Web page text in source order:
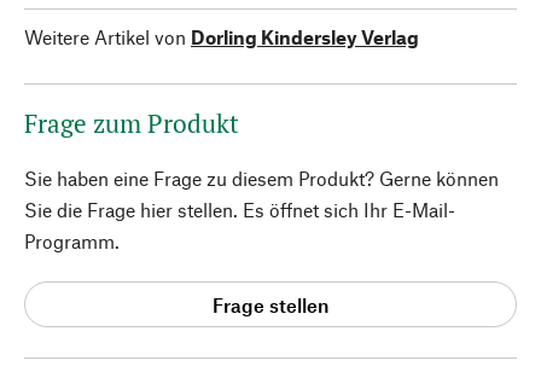
Weitere Artikel von Dorling Kindersley Verlag
Frage zum Produkt
Sie haben eine Frage zu diesem Produkt? Gerne können
Sie die Frage hier stellen. Es öffnet sich Ihr E-Mail-
Programm.
Frage stellen